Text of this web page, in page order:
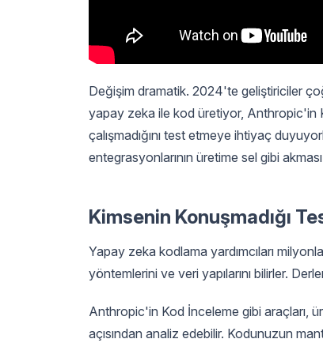
Değişim dramatik. 2024'te geliştiriciler
yapay zeka ile kod üretiyor, Anthropic'in
çalışmadığını test etmeye ihtiyaç
entegrasyonlarının üretime sel gibi
Kimsenin Konuşmadığı
Yapay zeka kodlama yardımcıları
yöntemlerini ve veri yapılarını bilirler.
Anthropic'in Kod İnceleme gibi araçları,
açısından analiz edebilir. Kodunuzun